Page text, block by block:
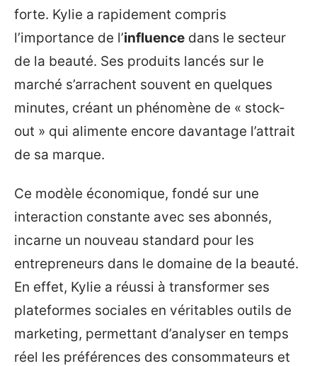
forte. Kylie a rapidement compris
l’importance de l’influence dans le secteur
de la beauté. Ses produits lancés sur le
marché s’arrachent souvent en quelques
minutes, créant un phénomène de « stock-
out » qui alimente encore davantage l’attrait
de sa marque.
Ce modèle économique, fondé sur une
interaction constante avec ses abonnés,
incarne un nouveau standard pour les
entrepreneurs dans le domaine de la beauté.
En effet, Kylie a réussi à transformer ses
plateformes sociales en véritables outils de
marketing, permettant d’analyser en temps
réel les préférences des consommateurs et